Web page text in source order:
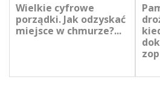
Wielkie cyfrowe
porządki. Jak odzyskać
miejsce w chmurze?...